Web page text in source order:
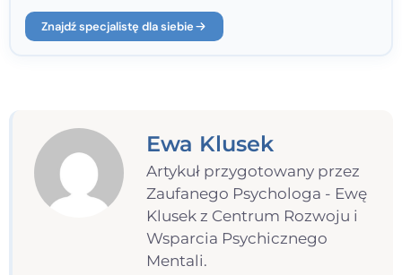
Znajdź specjalistę dla siebie
Ewa Klusek
Artykuł przygotowany przez
Zaufanego Psychologa - Ewę
Klusek z Centrum Rozwoju i
Wsparcia Psychicznego
Mentali.